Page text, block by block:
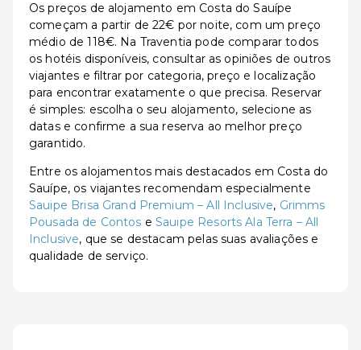
Os preços de alojamento em Costa do Sauípe
começam a partir de 22€ por noite, com um preço
médio de 118€. Na Traventia pode comparar todos
os hotéis disponíveis, consultar as opiniões de outros
viajantes e filtrar por categoria, preço e localização
para encontrar exatamente o que precisa. Reservar
é simples: escolha o seu alojamento, selecione as
datas e confirme a sua reserva ao melhor preço
garantido.
Entre os alojamentos mais destacados em Costa do
Sauípe, os viajantes recomendam especialmente
Sauipe Brisa Grand Premium – All Inclusive, Grimms
Pousada de Contos eSauipe Resorts Ala Terra – All
Inclusive, que se destacam pelas suas avaliações e
qualidade de serviço.